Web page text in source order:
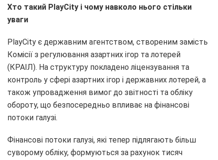
Хто такий PlayCity і чому навколо нього стільки
уваги
PlayCity є державним агентством, створеним замість
Комісії з регулювання азартних ігор та лотерей
(КРАІЛ). На структуру покладено ліцензування та
контроль у сфері азартних ігор і державних лотерей, а
також упровадження вимог до звітності та обліку
обороту, що безпосередньо впливає на фінансові
потоки галузі.
Фінансові потоки галузі, які тепер підлягають більш
суворому обліку, формуються за рахунок тисяч